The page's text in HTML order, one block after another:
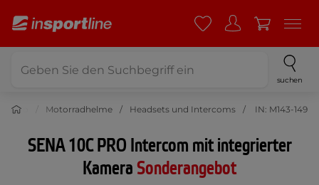
suchen
Moto Motorradhelme Headsets und Intercoms IN: M143-149
SENA 10C PRO Intercom mit integrierter
KameraSonderangebot